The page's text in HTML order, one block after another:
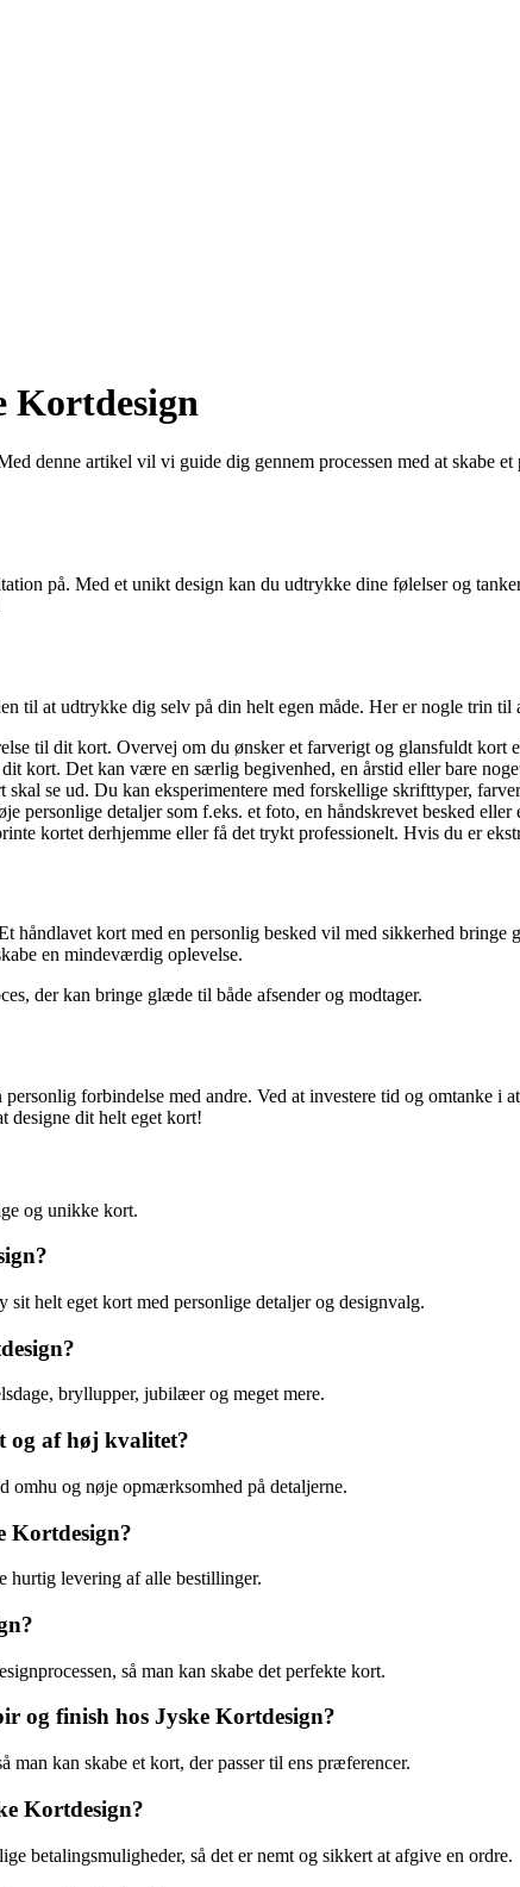
Kortdesign
denne artikel vil vi guide dig gennem processen med at skabe
på. Med et unikt design kan du udtrykke dine følelser og
til at udtrykke dig selv på din helt egen måde. Her er nogle trin til
til dit kort. Overvej om du ønsker et farverigt og glansfuldt kort
kort. Det kan være en særlig begivenhed, en årstid eller bare
se ud. Du kan eksperimentere med forskellige skrifttyper,
personlige detaljer som f.eks. et foto, en håndskrevet besked
kortet derhjemme eller få det trykt professionelt. Hvis du er
håndlavet kort med en personlig besked vil med sikkerhed
en mindeværdig oplevelse.
der kan bringe glæde til både afsender og modtager.
forbindelse med andre. Ved at investere tid og omtanke
designe dit helt eget kort!
og unikke kort.
helt eget kort med personlige detaljer og designvalg.
bryllupper, jubilæer og meget mere.
og af høj kvalitet?
omhu og nøje opmærksomhed på detaljerne.
Kortdesign?
hurtig levering af alle bestillinger.
så man kan skabe det perfekte kort.
og finish hos Jyske Kortdesign?
kan skabe et kort, der passer til ens præferencer.
Kortdesign?
betalingsmuligheder, så det er nemt og sikkert at afgive en ordre.